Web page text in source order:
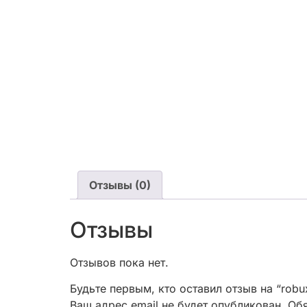
Отзывы (0)
Отзывы
Отзывов пока нет.
Будьте первым, кто оставил отзыв на